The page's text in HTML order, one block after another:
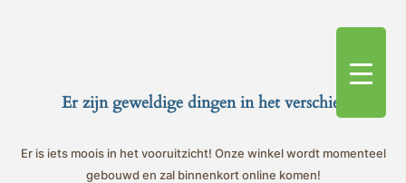
Er zijn geweldige dingen in het verschiet
Er is iets moois in het vooruitzicht! Onze winkel wordt momenteel
gebouwd en zal binnenkort online komen!